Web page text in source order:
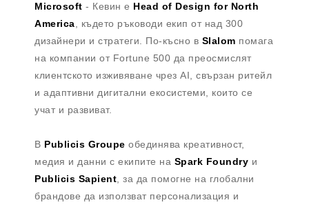
Microsoft - Кевин е Head of Design for North
America, където ръководи екип от над 300
дизайнери и стратеги. По-късно в Slalom помага
на компании от Fortune 500 да преосмислят
клиентското изживяване чрез AI, свързан ритейл
и адаптивни дигитални екосистеми, които се
учат и развиват.
В Publicis Groupe обединява креативност,
медия и данни с екипите на Spark Foundry и
Publicis Sapient, за да помогне на глобални
брандове да използват персонализация и